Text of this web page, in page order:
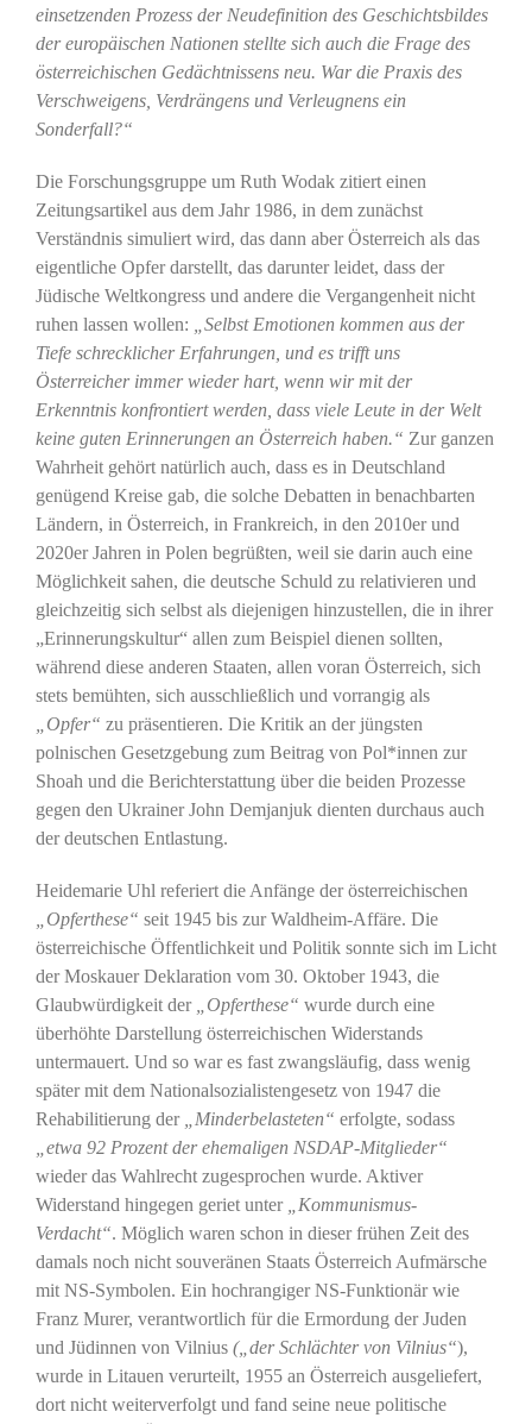
einsetzenden Prozess der Neudefinition des Geschichtsbildes
der europäischen Nationen stellte sich auch die Frage des
österreichischen Gedächtnissens neu. War die Praxis des
Verschweigens, Verdrängens und Verleugnens ein
Sonderfall?“
Die Forschungsgruppe um Ruth Wodak zitiert einen
Zeitungsartikel aus dem Jahr 1986, in dem zunächst
Verständnis simuliert wird, das dann aber Österreich als das
eigentliche Opfer darstellt, das darunter leidet, dass der
Jüdische Weltkongress und andere die Vergangenheit nicht
ruhen lassen wollen:
„Selbst Emotionen kommen aus der
Tiefe schrecklicher Erfahrungen, und es trifft uns
Österreicher immer wieder hart, wenn wir mit der
Erkenntnis konfrontiert werden, dass viele Leute in der Welt
keine guten Erinnerungen an Österreich haben.“ Zur ganzen
Wahrheit gehört natürlich auch, dass es in Deutschland
genügend Kreise gab, die solche Debatten in benachbarten
Ländern, in Österreich, in Frankreich, in den 2010er und
2020er Jahren in Polen begrüßten, weil sie darin auch eine
Möglichkeit sahen, die deutsche Schuld zu relativieren und
gleichzeitig sich selbst als diejenigen hinzustellen, die in ihrer
„Erinnerungskultur“ allen zum Beispiel dienen sollten,
während diese anderen Staaten, allen voran Österreich, sich
stets bemühten, sich ausschließlich und vorrangig als
„Opfer“ zu präsentieren. Die Kritik an der jüngsten
polnischen Gesetzgebung zum Beitrag von Pol*innen zur
Shoah und die Berichterstattung über die beiden Prozesse
gegen den Ukrainer John Demjanjuk dienten durchaus auch
der deutschen Entlastung.
Heidemarie Uhl referiert die Anfänge der österreichischen
„Opferthese“ seit 1945 bis zur Waldheim-Affäre. Die
österreichische Öffentlichkeit und Politik sonnte sich im Licht
der Moskauer Deklaration vom 30. Oktober 1943, die
Glaubwürdigkeit der
„Opferthese“ wurde durch eine
überhöhte Darstellung österreichischen Widerstands
untermauert. Und so war es fast zwangsläufig, dass wenig
später mit dem Nationalsozialistengesetz von 1947 die
Rehabilitierung der
„Minderbelasteten“ erfolgte, sodass
„etwa 92 Prozent der ehemaligen NSDAP-Mitglieder“
wieder das Wahlrecht zugesprochen wurde. Aktiver
Widerstand hingegen geriet unter
„Kommunismus-
Verdacht“. Möglich waren schon in dieser frühen Zeit des
damals noch nicht souveränen Staats Österreich Aufmärsche
mit NS-Symbolen. Ein hochrangiger NS-Funktionär wie
Franz Murer, verantwortlich für die Ermordung der Juden
und Jüdinnen von Vilnius („der Schlächter von Vilnius“),
wurde in Litauen verurteilt, 1955 an Österreich ausgeliefert,
dort nicht weiterverfolgt und fand seine neue politische